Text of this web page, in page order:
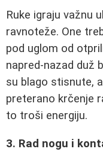
Ruke igraju važnu
ravnoteže. One
pod uglom od
napred-nazad duž
su blago stisnute,
preterano krčenje
to troši energiju.
3. Rad nogu i